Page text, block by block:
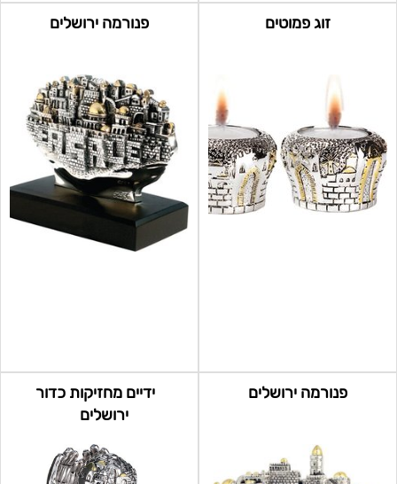
זוג פמוטים פנורמה ירושלים
פנורמה ירושלים
ידיים מחזיקות כדור
ירושלים